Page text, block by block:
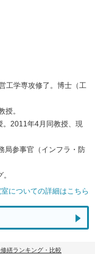
工学専攻修了。博士（工
。
。2011年4月同教授、現
局参事官（インフラ・防
についての詳細はこちら
繕ランキング・比較